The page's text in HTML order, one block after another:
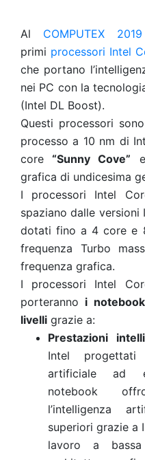
Al COMPUTEX 2019
primi processori Intel
che portano
nei PC con la
(Intel DL Boost).
Questi processori
processo a 10 nm di
core “Sunny Cove”
grafica di undicesima
I processori Intel
spaziano dalle versioni
dotati fino a 4 core e
frequenza Turbo
frequenza grafica.
I processori Intel
porteranno i
livelli grazie a:
Prestazioni
Intel
artificiale ad
notebook
l’intelligenza
superiori grazie a
lavoro a bassa